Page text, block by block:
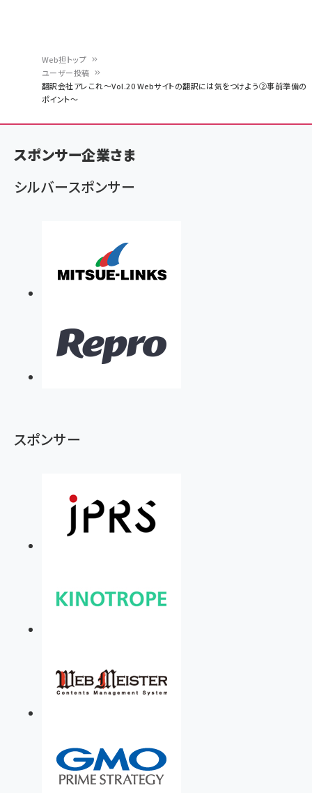
く
ず
Web担トップ
ユーザー投稿
翻訳会社アレこれ～Vol.20 Webサイトの翻訳には気をつけよう②事前準備の
ポイント～
スポンサー企業さま
シルバースポンサー
スポンサー